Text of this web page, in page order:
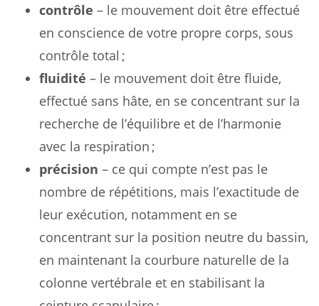
contrôle – le mouvement doit être effectué
en conscience de votre propre corps, sous
contrôle total ;
fluidité – le mouvement doit être fluide,
effectué sans hâte, en se concentrant sur la
recherche de l’équilibre et de l’harmonie
avec la respiration ;
précision – ce qui compte n’est pas le
nombre de répétitions, mais l’exactitude de
leur exécution, notamment en se
concentrant sur la position neutre du bassin,
en maintenant la courbure naturelle de la
colonne vertébrale et en stabilisant la